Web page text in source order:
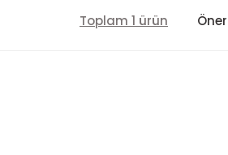
Toplam 1 ürün